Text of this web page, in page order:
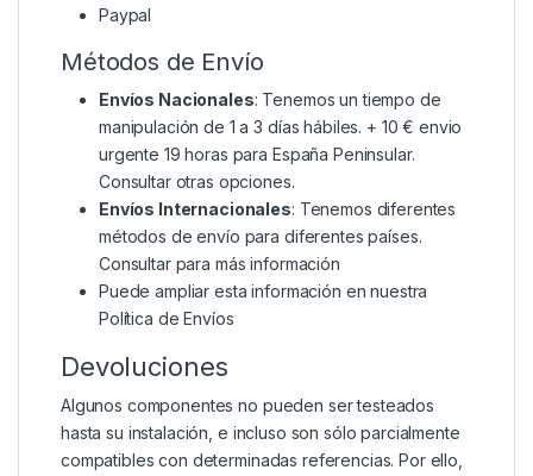
Paypal
Métodos de Envío
Envíos Nacionales: Tenemos un tiempo de
manipulación de 1 a 3 días hábiles. + 10 € envio
urgente 19 horas para España Peninsular.
Consultar otras opciones.
Envíos Internacionales: Tenemos diferentes
métodos de envío para diferentes países.
Consultar para más información
Puede ampliar esta información en nuestra
Política de Envíos
Devoluciones
Algunos componentes no pueden ser testeados
hasta su instalación, e incluso son sólo parcialmente
compatibles con determinadas referencias. Por ello,